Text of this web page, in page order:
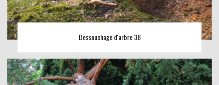
Dessouchage d'arbre 38